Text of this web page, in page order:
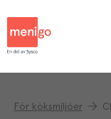
För köksmiljöer